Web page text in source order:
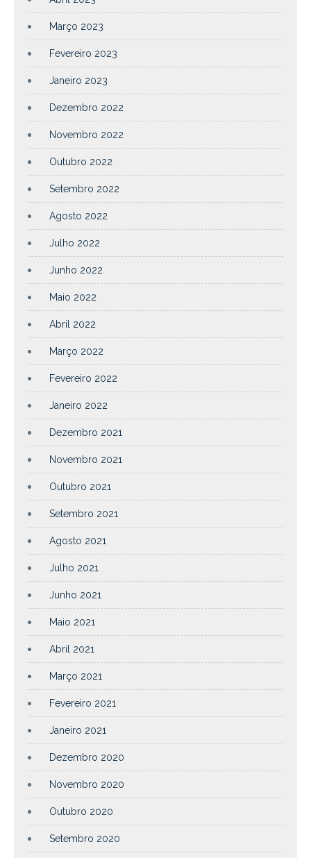
Março 2023
Fevereiro 2023
Janeiro 2023
Dezembro 2022
Novembro 2022
Outubro 2022
Setembro 2022
Agosto 2022
Julho 2022
Junho 2022
Maio 2022
Abril 2022
Março 2022
Fevereiro 2022
Janeiro 2022
Dezembro 2021
Novembro 2021
Outubro 2021
Setembro 2021
Agosto 2021
Julho 2021
Junho 2021
Maio 2021
Abril 2021
Março 2021
Fevereiro 2021
Janeiro 2021
Dezembro 2020
Novembro 2020
Outubro 2020
Setembro 2020